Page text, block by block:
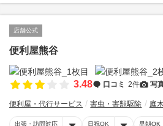
店舗公式
便利屋熊谷
3.48 口コミ 2件 写
便利屋・代行サービス 害虫・害獣駆除 庭
出張・訪問対応 日祝OK 早朝OK